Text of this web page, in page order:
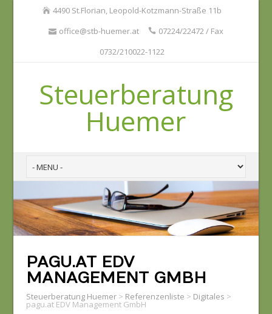
4490 St.Florian, Leopold-Kotzmann-Straße 11b
office@stb-huemer.at
07224/22472 / Fax
0732/210022-1122
Steuerberatung
Huemer
PAGU.AT EDV
MANAGEMENT GMBH
Steuerberatung Huemer> Referenzenliste > Digitales >
pagu.at EDV Management GmbH